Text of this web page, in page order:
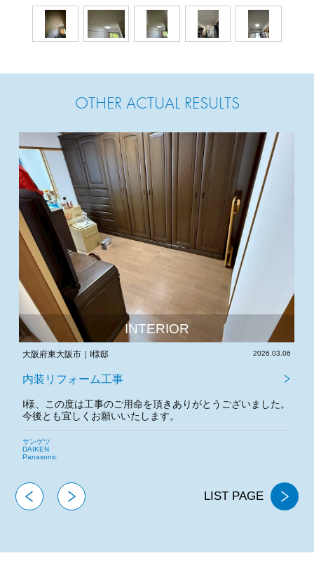
OTHER ACTUAL RESULTS
た。
INTERIOR
神戸市兵庫区｜S様邸 2026.03.05
内装リフォーム工事
S様、この度は工事のご用命を頂きありがとうございまし
た。
サンゲツ
LIST PAGE